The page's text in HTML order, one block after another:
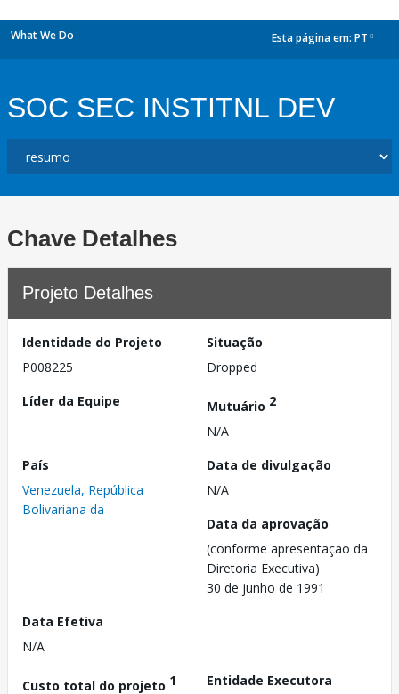
What We Do Esta página em: PT
SOC SEC INSTITNL DEV
Chave Detalhes
Projeto Detalhes
Identidade do Projeto
P008225
Situação
Dropped
Líder da Equipe
Mutuário 2
N/A
País
Venezuela, República
Bolivariana da
Data de divulgação
N/A
Data da aprovação
(conforme apresentação da
Diretoria Executiva)
30 de junho de 1991
Data Efetiva
N/A
Custo total do projeto 1
Entidade Executora